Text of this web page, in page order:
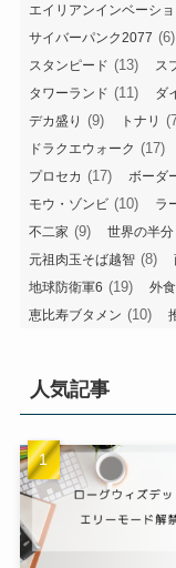
エイリアンインベーシ
サイバーパンク2077 (6)
スタンピード (13) ス
タワーランド (11) ダ
デカ盛り (9) トナリ
ドラクエウォーク (17)
プロセカ (17) ボーダ
モウ・ゾンビ (10) ラ
不二家 (9) 世界の半分
元祖肉玉そば越智 (8)
地球防衛軍6 (19) 外食
恵比寿ブタメン (10)
人気記事